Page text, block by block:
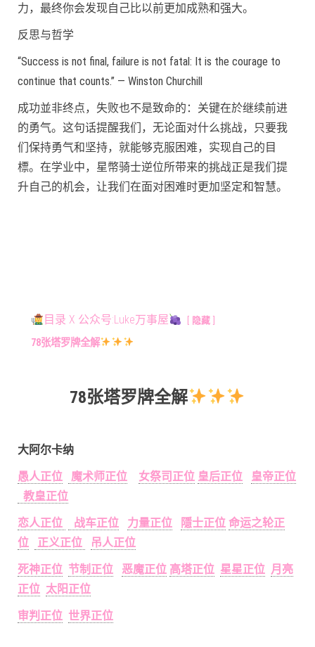
力，最终你会发现自己比以前更加成熟和强大。
反思与哲学
“Success is not final, failure is not fatal: It is the courage to
continue that counts.” — Winston Churchill
成功並非终点，失败也不是致命的：关键在於继续前进
的勇气。这句话提醒我们，无论面对什么挑战，只要我
们保持勇气和坚持，就能够克服困难，实现自己的目
標。在学业中，星幣骑士逆位所带来的挑战正是我们提
升自己的机会，让我们在面对困难时更加坚定和智慧。
目录 X 公众号:Luke万事屋 隐藏
78张塔罗牌全解
78张塔罗牌全解
大阿尔卡纳
愚人正位
魔术师正位 女祭司正位 皇后正位
皇帝正位
教皇正位
恋人正位
战车正位 力量正位 隱士正位 命运之轮正
位
正义正位
吊人正位
死神正位 节制正位 恶魔正位 高塔正位 星星正位 月亮
正位 太阳正位
审判正位 世界正位